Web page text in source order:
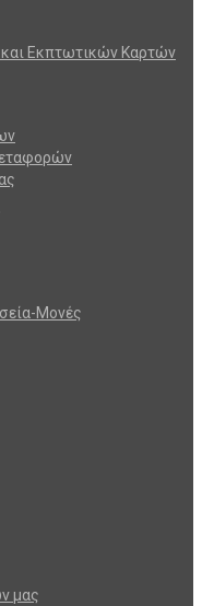
και Εκπτωτικών Καρτών
Μονές
μας